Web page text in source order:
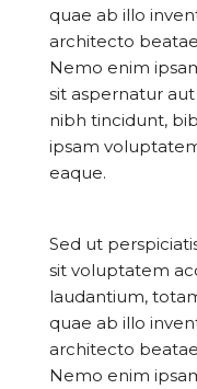
quae ab illo
architecto
Nemo enim
sit aspernatur
nibh tincidunt,
ipsam
eaque.
Sed ut
sit voluptatem
laudantium,
quae ab illo
architecto
Nemo enim